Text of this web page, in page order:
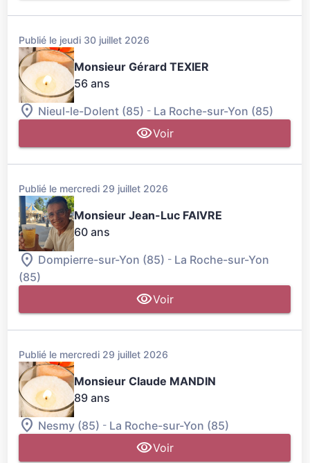
Publié le jeudi 30 juillet 2026
Monsieur Gérard TEXIER
56 ans
Nieul-le-Dolent (85) - La Roche-sur-Yon (85)
Voir
Publié le mercredi 29 juillet 2026
Monsieur Jean-Luc FAIVRE
60 ans
Dompierre-sur-Yon (85) - La Roche-sur-Yon
(85)
Voir
Publié le mercredi 29 juillet 2026
Monsieur Claude MANDIN
89 ans
Nesmy (85) - La Roche-sur-Yon (85)
Voir